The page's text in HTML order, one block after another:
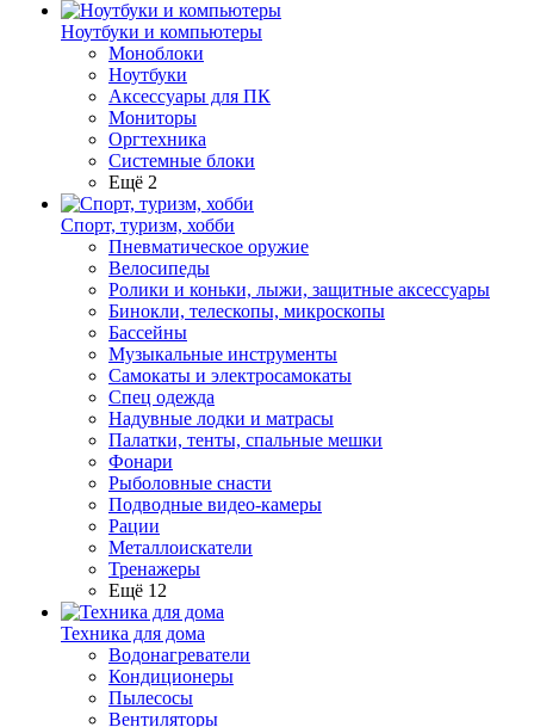
Ноутбуки и компьютеры
Моноблоки
Ноутбуки
Аксессуары для ПК
Мониторы
Оргтехника
Системные блоки
Ещё 2
Спорт, туризм, хобби
Пневматическое оружие
Велосипеды
Ролики и коньки, лыжи, защитные аксессуары
Бинокли, телескопы, микроскопы
Бассейны
Музыкальные инструменты
Самокаты и электросамокаты
Спец одежда
Надувные лодки и матрасы
Палатки, тенты, спальные мешки
Фонари
Рыболовные снасти
Подводные видео-камеры
Рации
Металлоискатели
Тренажеры
Ещё 12
Техника для дома
Водонагреватели
Кондиционеры
Пылесосы
Вентиляторы